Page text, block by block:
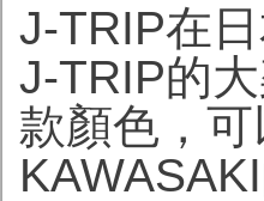
J-TRIP在
J-TRIP的
款顏色，